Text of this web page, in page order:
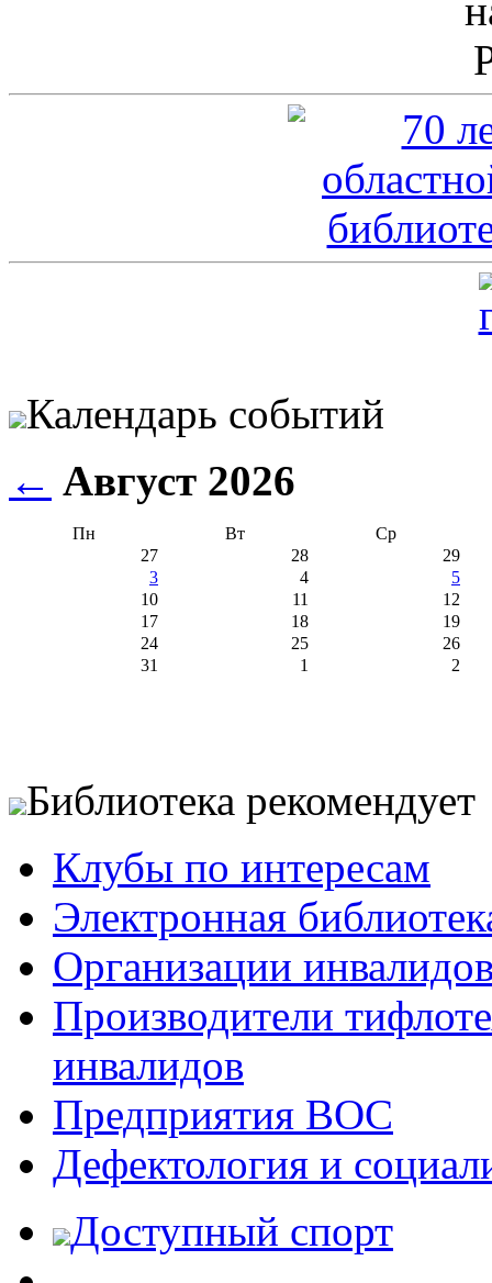
Календарь событий
← Август 2026
Пн Вт
Ср
27
28
29
3
4
5
10
11
12
17
18
19
24
25
26
31
1 2
Библиотека рекомендует
Клубы по интересам
Электронная
Организации
Производители
инвалидов
Предприятия ВОС
Дефектология и
Доступный спорт